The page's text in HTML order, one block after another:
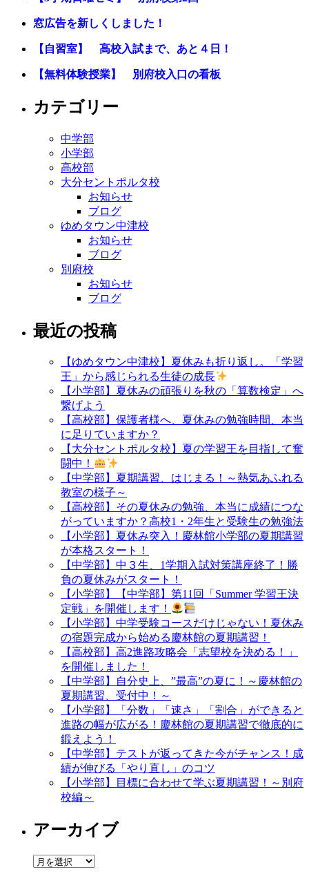
窓広告を新しくしました！
【自習室】 高校入試まで、あと４日！
【無料体験授業】 別府校入口の看板
カテゴリー
中学部
小学部
高校部
大分セントポルタ校
お知らせ
ブログ
ゆめタウン中津校
お知らせ
ブログ
別府校
お知らせ
ブログ
最近の投稿
【ゆめタウン中津校】夏休みも折り返し。「学習
王」から感じられる生徒の成長
【小学部】夏休みの頑張りを秋の「算数検定」へ
繋げよう
【高校部】保護者様へ、夏休みの勉強時間、本当
に足りていますか？
【大分セントポルタ校】夏の学習王を目指して奮
闘中！
【中学部】夏期講習、はじまる！～熱気あふれる
教室の様子～
【高校部】その夏休みの勉強、本当に成績につな
がっていますか？高校1・2年生と受験生の勉強法
【小学部】夏休み突入！慶林館小学部の夏期講習
が本格スタート！
【中学部】中３生、1学期入試対策講座終了！勝
負の夏休みがスタート！
【小学部】【中学部】第11回「Summer 学習王決
定戦」を開催します！
【小学部】中学受験コースだけじゃない！夏休み
の宿題完成から始める慶林館の夏期講習！
【高校部】高2進路攻略会「志望校を決める！」
を開催しました！
【中学部】自分史上、”最高”の夏に！～慶林館の
夏期講習、受付中！～
【小学部】「分数」「速さ」「割合」ができると
進路の幅が広がる！慶林館の夏期講習で徹底的に
鍛えよう！
【中学部】テストが返ってきた今がチャンス！成
績が伸びる「やり直し」のコツ
【小学部】目標に合わせて学ぶ夏期講習！～別府
校編～
アーカイブ
ア